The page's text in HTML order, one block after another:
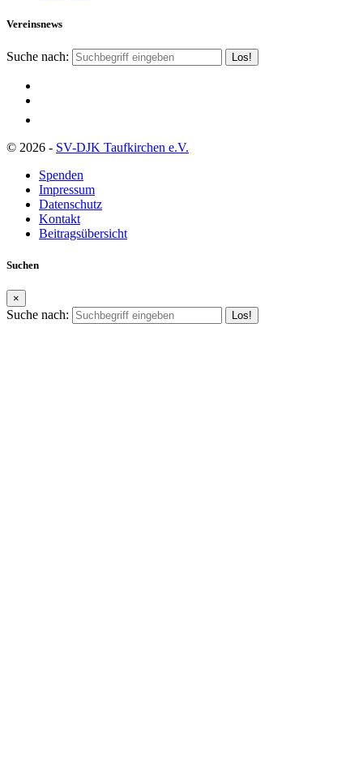
Vereinsnews
Suche nach:
© 2026 - SV-DJK Taufkirchen e.V.
Spenden
Impressum
Datenschutz
Kontakt
Beitragsübersicht
Suchen
×
Suche nach: